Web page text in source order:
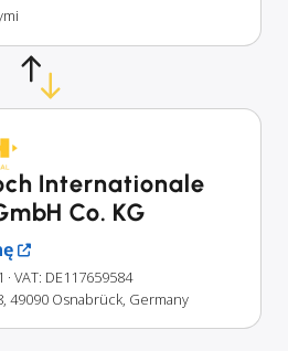
Internationale
Co. KG
· VAT: DE117659584
49090 Osnabrück, Germany